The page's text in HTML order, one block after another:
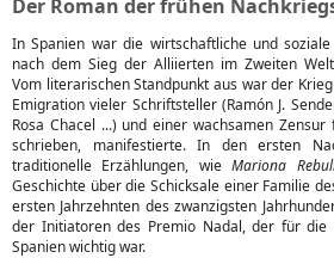
Der Roman der frühen
In Spanien war die wirtschaftliche und
nach dem Sieg der Alliierten im Zweiten
Vom literarischen Standpunkt aus war der
Emigration vieler Schriftsteller (Ramón J.
Rosa Chacel ...) und einer wachsamen
schrieben, manifestierte. In den ersten
traditionelle Erzählungen, wieMariona
Geschichte über die Schicksale einer Familie
ersten Jahrzehnten des zwanzigsten
der Initiatoren des Premio Nadal, der für die
Spanien wichtig war.